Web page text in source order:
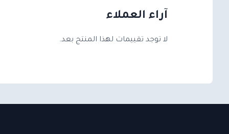
آراء العملاء
لا توجد تقييمات لهذا المنتج بعد.